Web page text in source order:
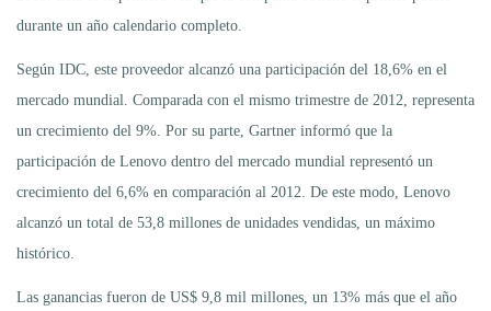
durante un año calendario completo.
Según IDC, este proveedor alcanzó una participación del 18,6% en el
mercado mundial. Comparada con el mismo trimestre de 2012, representa
un crecimiento del 9%. Por su parte, Gartner informó que la
participación de Lenovo dentro del mercado mundial representó un
crecimiento del 6,6% en comparación al 2012. De este modo, Lenovo
alcanzó un total de 53,8 millones de unidades vendidas, un máximo
histórico.
Las ganancias fueron de US$ 9,8 mil millones, un 13% más que el año